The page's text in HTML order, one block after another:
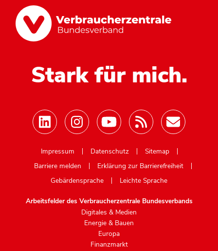
Stark für mich.
Impressum
Datenschutz
Sitemap
Barriere melden
Erklärung zur Barrierefreiheit
Gebärdensprache
Leichte Sprache
Arbeitsfelder des Verbraucherzentrale Bundesverbands
Digitales & Medien
Energie & Bauen
Europa
Finanzmarkt